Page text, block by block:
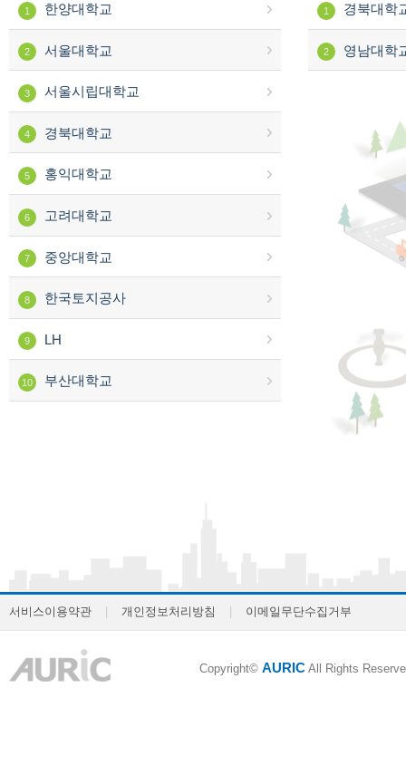
1 한양대학교
2 서울대학교
3 서울시립대학교
4 경북대학교
5 홍익대학교
6 고려대학교
7 중앙대학교
8 한국토지공사
9 LH
10 부산대학교
1 경북대학
2 영남대학
서비스이용약관 | 개인정보처리방침 | 이메일무단수집거부
Copyright© AURIC All Rights